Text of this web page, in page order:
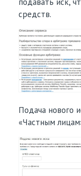
средств.
Подача нового
«Частным